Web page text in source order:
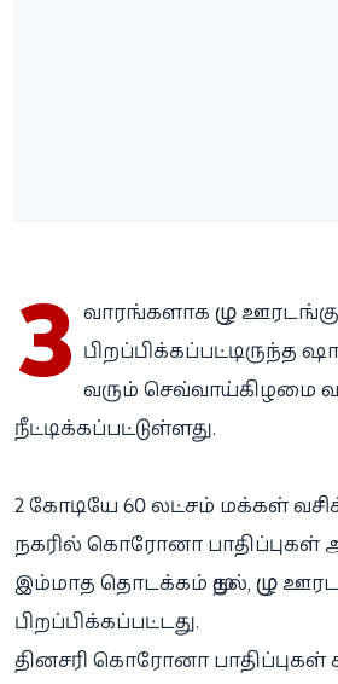
3 வாரங்களாக முழு ஊரடங்கு
பிறப்பிக்கப்பட்டிருந்த
வரும் செவ்வாய்கிழமை
நீட்டிக்கப்பட்டுள்ளது.
2 கோடியே 60 லட்சம் மக்கள்
நகரில் கொரோனா பாதிப்புகள்
இம்மாத தொடக்கம் முதல், முழு
பிறப்பிக்கப்பட்டது.
தினசரி கொரோனா